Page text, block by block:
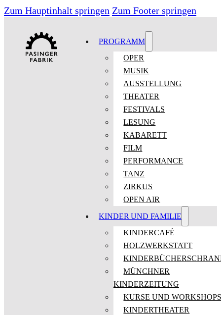
Zum Hauptinhalt springen Zum Footer springen
PROGRAMM
OPER
MUSIK
AUSSTELLUNG
THEATER
FESTIVALS
LESUNG
KABARETT
FILM
PERFORMANCE
TANZ
ZIRKUS
OPEN AIR
KINDER UND FAMILIE
KINDERCAFÉ
HOLZWERKSTATT
MÜNCHNER
KINDERZEITUNG
KURSE UND
KINDERTHEATER